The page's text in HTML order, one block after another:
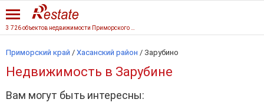
Приморский край / Хасанский район / Зарубино
Недвижимость в Зарубине
Вам могут быть интересны: